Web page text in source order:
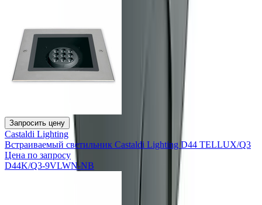
Запросить цену
Castaldi Lighting
Встраиваемый светильник Castaldi Lighting D44 TELLUX/Q3
Цена по запросу
D44K/Q3-9VLWN-NB